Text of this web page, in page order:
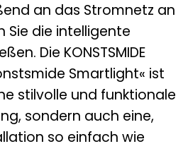
an das Stromnetz an
Sie die intelligente
Die KONSTSMIDE
Smartlight« ist
stilvolle und funktionale
sondern auch eine,
so einfach wie